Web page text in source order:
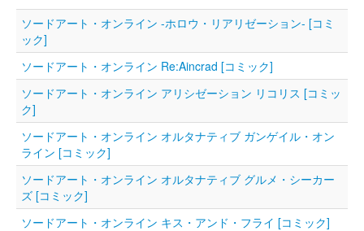
ソードアート・オンライン -ホロウ・リアリゼーション- [コミ
ック]
ソードアート・オンライン Re:Aincrad [コミック]
ソードアート・オンライン アリシゼーション リコリス [コミッ
ク]
ソードアート・オンライン オルタナティブ ガンゲイル・オン
ライン [コミック]
ソードアート・オンライン オルタナティブ グルメ・シーカー
ズ [コミック]
ソードアート・オンライン キス・アンド・フライ [コミック]